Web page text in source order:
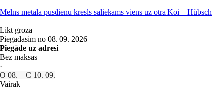
Melns metāla pusdienu krēsls saliekams viens uz otra Koi – Hübsch
Likt grozā
Piegādāsim no 08. 09. 2026
Piegāde uz adresi
Bez maksas
·
O 08. – C 10. 09.
Vairāk